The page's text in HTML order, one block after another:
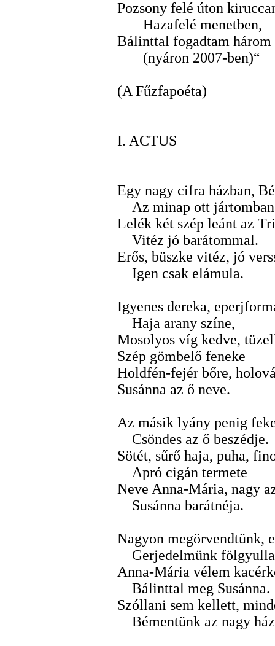
Pozsony felé úton
Hazafelé menetben,
Bálinttal fogadtam három
(nyáron 2007-ben)“
(A Fűzfapoéta)
I. ACTUS
Egy nagy cifra házban,
Az minap ott jártomban
Lelék két szép leánt az
Vitéz jó barátommal.
Erős, büszke vitéz, jó
Igen csak elámula.
Igyenes dereka,
Haja arany színe,
Mosolyos víg kedve,
Szép gömbelő feneke
Holdfén-fejér bőre,
Susánna az ő neve.
Az másik lyány penig
Csöndes az ő beszédje.
Sötét, sűrő haja, puha,
Apró cigán termete
Neve Anna-Mária, nagy
Susánna barátnéja.
Nagyon megörvendtünk,
Gerjedelmünk
Anna-Mária vélem
Bálinttal meg Susánna.
Szóllani sem kellett,
Bémentünk az nagy